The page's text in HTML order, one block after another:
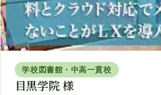
学校図書館・中高一貫校
目黒学院 様